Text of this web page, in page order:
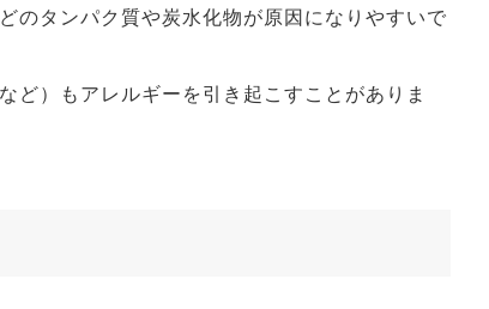
のタンパク質や炭水化物が原因になりやすいで
ど）もアレルギーを引き起こすことがありま